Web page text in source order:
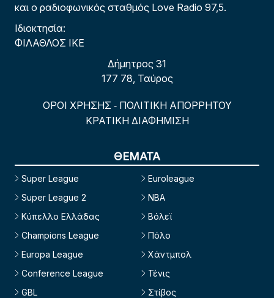
και ο ραδιοφωνικός σταθμός Love Radio 97,5.
Ιδιοκτησία:
ΦΙΛΑΘΛΟΣ ΙΚΕ
Δήμητρος 31
177 78, Ταύρος
ΟΡΟΙ ΧΡΗΣΗΣ - ΠΟΛΙΤΙΚΗ ΑΠΟΡΡΗΤΟΥ
ΚΡΑΤΙΚΗ ΔΙΑΦΗΜΙΣΗ
ΘΕΜΑΤΑ
Super League
Super League 2
Κύπελλο Ελλάδας
Champions League
Europa League
Conference League
GBL
Euroleague
NBA
Βόλεϊ
Πόλο
Χάντμπολ
Τένις
Στίβος